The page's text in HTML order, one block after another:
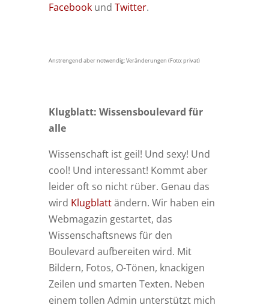
Facebookund Twitter.
Anstrengend aber notwendig: Veränderungen (Foto: privat)
Klugblatt: Wissensboulevard für
alle
Wissenschaft ist geil! Und sexy! Und
cool! Und interessant! Kommt aber
leider oft so nicht rüber. Genau das
wird Klugblattändern. Wir haben ein
Webmagazin gestartet, das
Wissenschaftsnews für den
Boulevard aufbereiten wird. Mit
Bildern, Fotos, O-Tönen, knackigen
Zeilen und smarten Texten. Neben
einem tollen Admin unterstützt mich